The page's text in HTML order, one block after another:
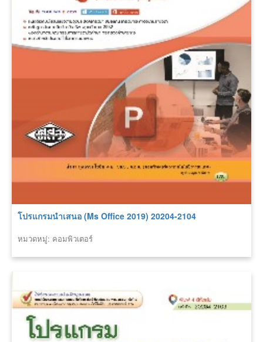
โปรแกรมนำเสนอ (Ms Office 2019) 20204-2104
หมวดหมู่: คอมพิวเตอร์